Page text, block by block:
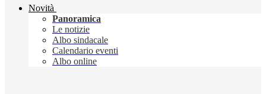
Novità
Panoramica
Le notizie
Albo sindacale
Calendario eventi
Albo online